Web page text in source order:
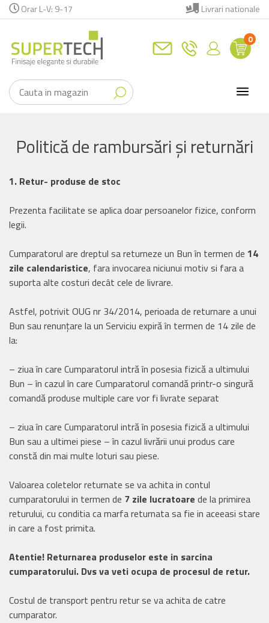
Orar L-V: 9-17 Livrari nationale
0
Politică de rambursări și returnări
1. Retur- produse de stoc
Prezenta facilitate se aplica doar persoanelor fizice, conform
legii.
Cumparatorul are dreptul sa returneze un Bun în termen de 14
zile calendaristice, fara invocarea niciunui motiv si fara a
suporta alte costuri decât cele de livrare.
Astfel, potrivit OUG nr 34/2014, perioada de returnare a unui
Bun sau renunțare la un Serviciu expiră în termen de 14 zile de
la:
– ziua în care Cumparatorul intră în posesia fizică a ultimului
Bun – în cazul în care Cumparatorul comandă printr-o singură
comandă produse multiple care vor fi livrate separat
– ziua în care Cumparatorul intră în posesia fizică a ultimului
Bun sau a ultimei piese – în cazul livrării unui produs care
constă din mai multe loturi sau piese.
Valoarea coletelor returnate se va achita in contul
cumparatorului in termen de 7 zile lucratoare de la primirea
returului, cu conditia ca marfa returnata sa fie in aceeasi stare
in care a fost primita.
Atentie! Returnarea produselor este in sarcina
cumparatorului. Dvs va veti ocupa de procesul de retur.
Costul de transport pentru retur se va achita de catre
cumparator.